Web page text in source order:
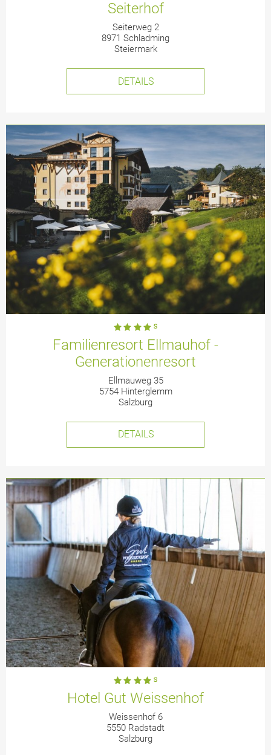
Seiterhof
Seiterweg 2
8971 Schladming
Steiermark
DETAILS
Familienresort Ellmauhof -
Generationenresort
Ellmauweg 35
5754 Hinterglemm
Salzburg
DETAILS
Hotel Gut Weissenhof
Weissenhof 6
5550 Radstadt
Salzburg